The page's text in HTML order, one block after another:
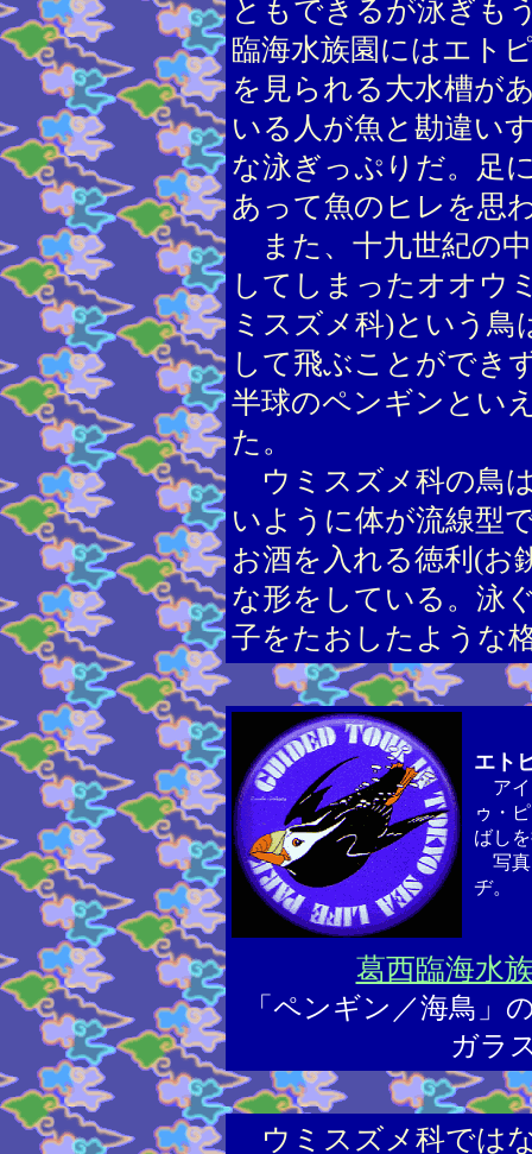
ともできるが泳ぎも
臨海水族園にはエト
を見られる大水槽が
いる人が魚と勘違い
な泳ぎっぷりだ。足
あって魚のヒレを思
また、十九世紀の
してしまったオオウ
ミスズメ科)という鳥
して飛ぶことができ
半球のペンギンとい
た。
ウミスズメ科の鳥
いように体が流線型
お酒を入れる徳利(お
な形をしている。泳
子をたおしたような
エト
アイ
ゥ・
ばし
写真
ヂ。
葛西臨海水
「ペンギン／海鳥」
ガラ
ウミスズメ科では